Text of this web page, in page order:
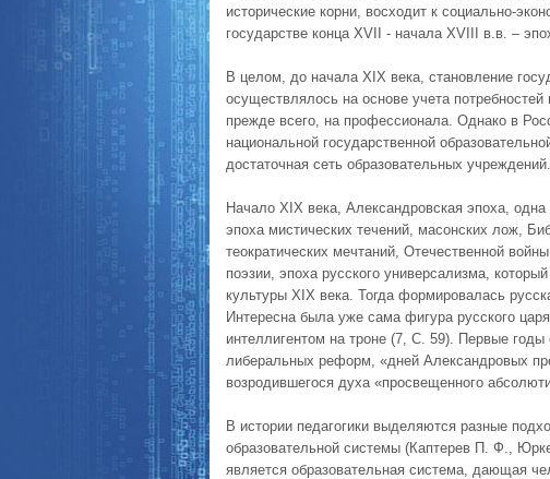
исторические корни, восходит к социально-
государстве конца XVII - начала XVIII в.в. –
В целом, до начала XIX века, становление
осуществлялось на основе учета потребностей
прежде всего, на профессионала. Однако в
национальной государственной
достаточная сеть образовательных учреждений.
Начало XIX века, Александровская эпоха,
эпоха мистических течений, масонских лож,
теократических мечтаний, Отечественной
поэзии, эпоха русского универсализма,
культуры XIX века. Тогда формировалась
Интересна была уже сама фигура русского
интеллигентом на троне (7, С. 59). Первые
либеральных реформ, «дней Александровых
возродившегося духа «просвещенного
В истории педагогики выделяются разные
образовательной системы (Каптерев П. Ф.,
является образовательная система, дающая